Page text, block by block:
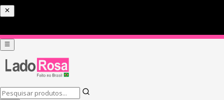
PIX COM 5% DE DESCONTO HOJE